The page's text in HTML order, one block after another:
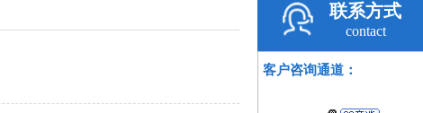
联系方式
contact
客户咨询通道：